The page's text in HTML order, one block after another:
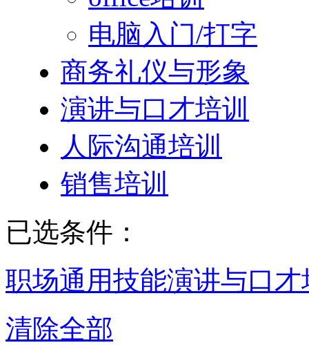
电脑入门/打字
商务礼仪与形象
演讲与口才培训
人际沟通培训
销售培训
已选条件：
职场通用技能演讲与口才
清除全部